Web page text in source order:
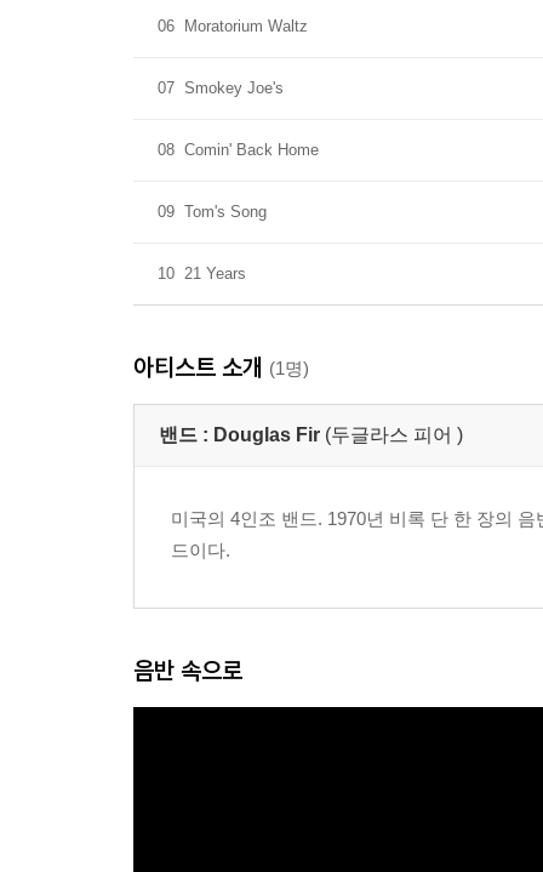
06 Moratorium Waltz
07 Smokey Joe's
08 Comin' Back Home
09 Tom's Song
10 21 Years
아티스트 소개 (1명)
밴드 : Douglas Fir (두글라스 피어 )
미국의 4인조 밴드. 1970년 비록 단 한 장의
드이다.
음반 속으로